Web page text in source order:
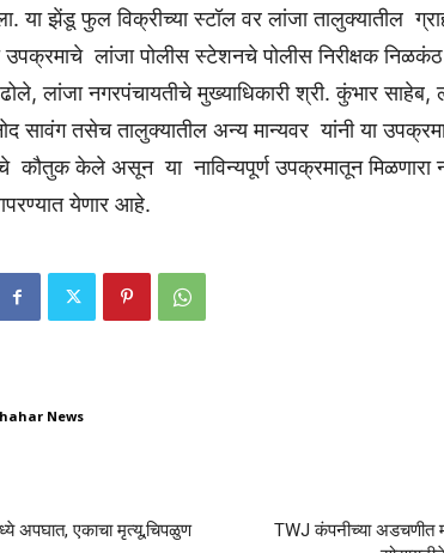
या झेंडू फुल विक्रीच्या स्टॉल वर लांजा तालुक्यातील
उपक्रमाचे लांजा पोलीस स्टेशनचे पोलीस निरीक्षक
लांजा नगरपंचायतीचे मुख्याधिकारी श्री. कुंभार साहेब,
सावंग तसेच तालुक्यातील अन्य मान्यवर यांनी या
कौतुक केले असून या नाविन्यपूर्ण उपक्रमातून मिळणारा नफा
येणार आहे.
News
अपघात, एकाचा मृत्यू,चिपळुण
TWJ कंपनीच्या अडचणीत